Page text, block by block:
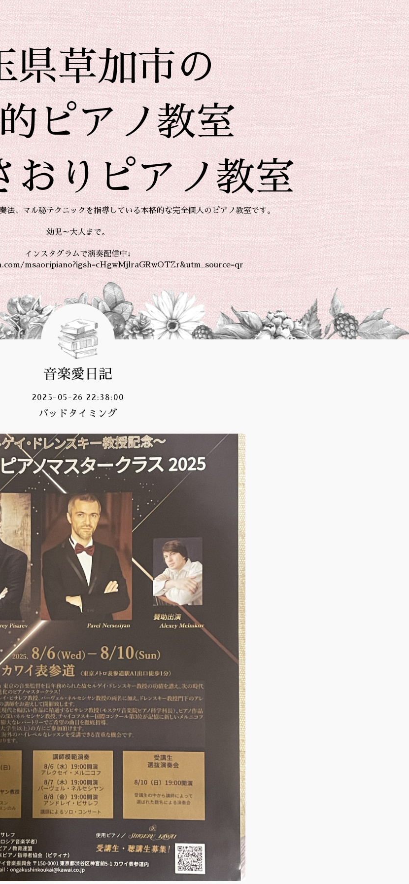
県草加市の
ピアノ教室
おりピアノ教室
法、マル秘テクニックを指導している本格的な完全個人のピアノ教室です。
幼児～大人まで。
インスタグラムで演奏配信中↓
msaoripiano?igsh=cHgwMjlraGRwOTZr&utm_source=qr
音楽愛日記
2025-05-26 22:38:00
バッドタイミング